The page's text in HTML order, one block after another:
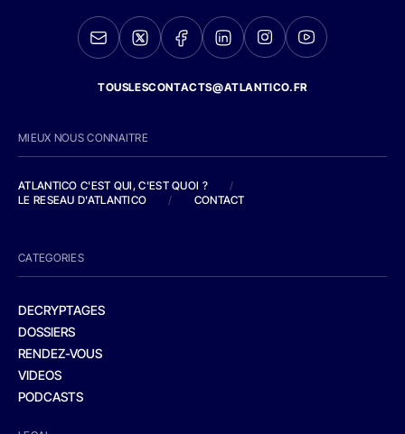
TOUSLESCONTACTS@ATLANTICO.FR
MIEUX NOUS CONNAITRE
ATLANTICO C'EST QUI, C'EST QUOI ?
/
LE RESEAU D'ATLANTICO
/ CONTACT
CATEGORIES
DECRYPTAGES
DOSSIERS
RENDEZ-VOUS
VIDEOS
PODCASTS